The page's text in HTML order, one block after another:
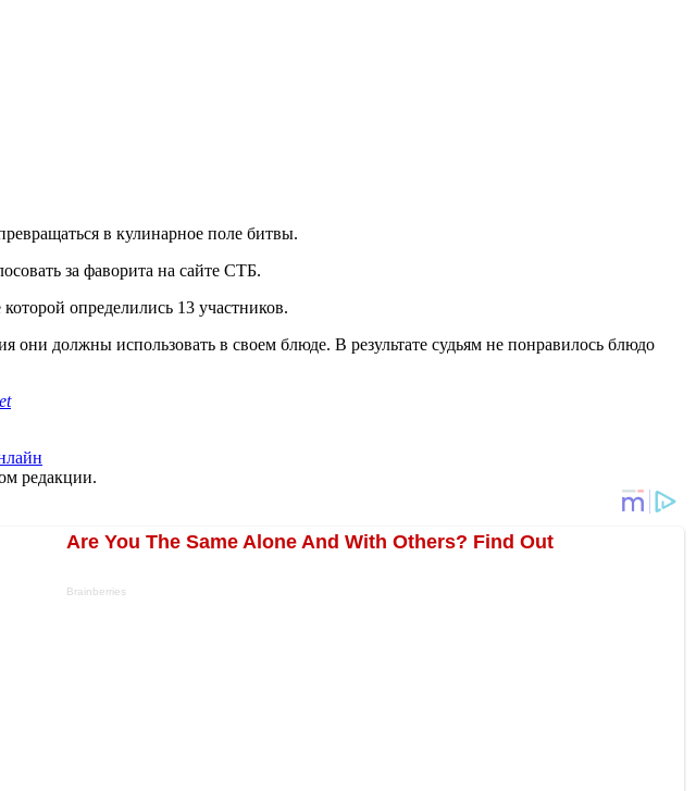
в кулинарное поле битвы.
за фаворита на сайте СТБ.
определились 13 участников.
должны использовать в своем блюде. В результате судьям не понравилось блюдо
редакции.